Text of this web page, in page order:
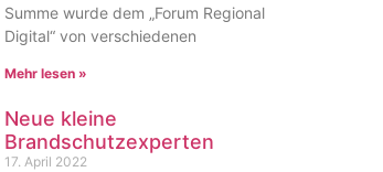
Summe wurde dem „Forum Regional
Digital“ von verschiedenen
Mehr lesen »
Neue kleine
Brandschutzexperten
17. April 2022